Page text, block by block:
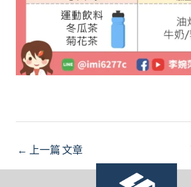
← 上一篇 文章